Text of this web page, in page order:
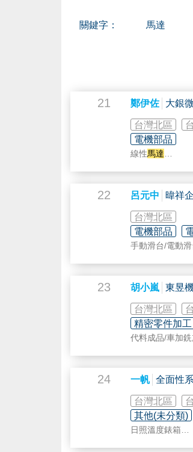
關鍵字： 馬達
21 鄭伊佐 大銀
台灣北區
電機部品
線性馬達
伺服馬達
控制器與驅動器
線性馬達定位平台
位置量測系統
伺服致動器
線性致動器
再生能源轉換器
22 呂元中 暐祥
台灣北區
電機部品
手動滑台/電動
23 胡小嵐 東昱
台灣北區
精密零件加工
代料成品/車加
更誠摯的歡迎
?立式研磨、臥
?內徑研磨、外
?車床加工、銑床
?三次元檢驗設
24 一帆 全面性
台灣北區
其他(未分類)
日照溫度錶箱